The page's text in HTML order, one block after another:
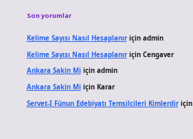
Son yorumlar
Kelime Sayısı Nasıl Hesaplanıriçin admin
Kelime Sayısı Nasıl Hesaplanıriçin Cengaver
Ankara Sakin Miiçin admin
Ankara Sakin Miiçin Karar
Servet-I Fünun Edebiyatı Temsilcileri Kimlerdiriçin